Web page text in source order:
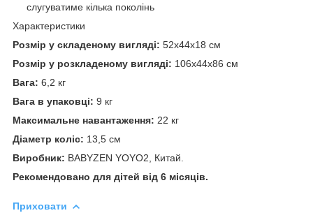
слугуватиме кілька поколінь
Характеристики
Розмір у складеному вигляді: 52x44x18 см
Розмір у розкладеному вигляді: 106x44x86 см
Вага: 6,2 кг
Вага в упаковці: 9 кг
Максимальне навантаження: 22 кг
Діаметр коліс: 13,5 см
Виробник: BABYZEN YOYO2, Китай.
Рекомендовано для дітей від 6 місяців.
Приховати